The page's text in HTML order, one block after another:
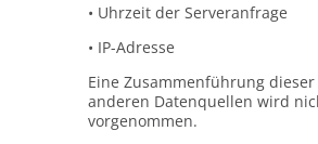
• Uhrzeit der Serveranfrage
• IP-Adresse
Eine Zusammenführung
anderen Datenquellen wird
vorgenommen.